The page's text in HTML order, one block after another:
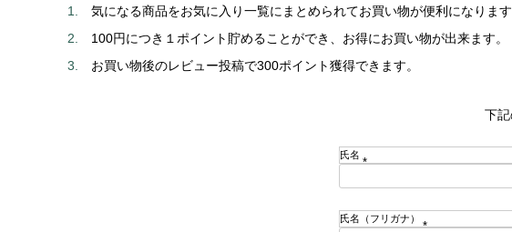
気になる商品をお気に入り一覧にまとめられてお買い物が便利になります
100円につき１ポイント貯めることができ、お得にお買い物が出来ます。
お買い物後のレビュー投稿で300ポイント獲得できます。
下
氏名
須
)
氏名（フリガナ）